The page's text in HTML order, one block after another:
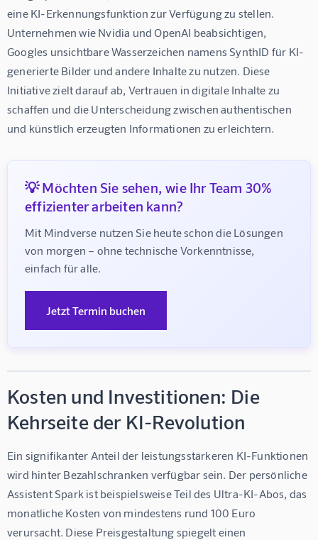
eine KI-Erkennungsfunktion zur Verfügung zu stellen.
Unternehmen wie Nvidia und OpenAI beabsichtigen,
Googles unsichtbare Wasserzeichen namens SynthID für KI-
generierte Bilder und andere Inhalte zu nutzen. Diese
Initiative zielt darauf ab, Vertrauen in digitale Inhalte zu
schaffen und die Unterscheidung zwischen authentischen
und künstlich erzeugten Informationen zu erleichtern.
💡 Möchten Sie sehen, wie Ihr Team 30%
effizienter arbeiten kann?
Mit Mindverse nutzen Sie heute schon die Lösungen
von morgen – ohne technische Vorkenntnisse,
einfach für alle.
Jetzt Termin buchen
Kosten und Investitionen: Die
Kehrseite der KI-Revolution
Ein signifikanter Anteil der leistungsstärkeren KI-Funktionen
wird hinter Bezahlschranken verfügbar sein. Der persönliche
Assistent Spark ist beispielsweise Teil des Ultra-KI-Abos, das
monatliche Kosten von mindestens rund 100 Euro
verursacht. Diese Preisgestaltung spiegelt einen